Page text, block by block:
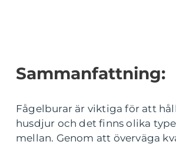
Sammanfattning:
Fågelburar är viktiga för att
husdjur och det finns olika
mellan. Genom att överväga